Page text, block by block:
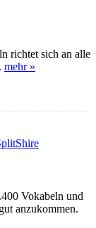
richtet sich an alle
mehr »
Vokabeln und
anzukommen.